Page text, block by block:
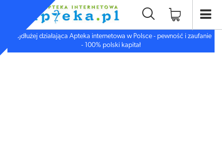
Najdłużej działająca Apteka internetowa w Polsce - pewność i zaufanie
- 100% polski kapitał